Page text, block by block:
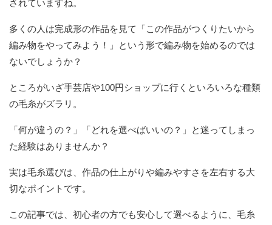
されていますね。
多くの人は完成形の作品を見て「この作品がつくりたいから
編み物をやってみよう！」という形で編み物を始めるのでは
ないでしょうか？
ところがいざ手芸店や100円ショップに行くといろいろな種類
の毛糸がズラリ。
「何が違うの？」「どれを選べばいいの？」と迷ってしまっ
た経験はありませんか？
実は毛糸選びは、作品の仕上がりや編みやすさを左右する大
切なポイントです。
この記事では、初心者の方でも安心して選べるように、毛糸